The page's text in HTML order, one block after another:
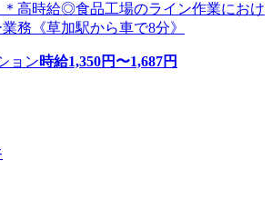
＊高時給◎食品工場のライン作業におけ
務《草加駅から車で8分》
ョン時給1,350円〜1,687円